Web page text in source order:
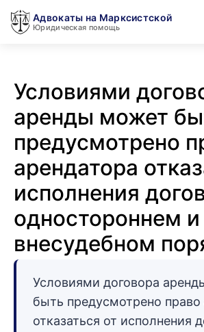
Адвокаты на Марксистской
Юридическая помощь
Условиями
аренды может
предусмотрено
арендатора
исполнения
одностороннем и
внесудебном
Условиями договора
быть предусмотрено право
отказаться от исполнения